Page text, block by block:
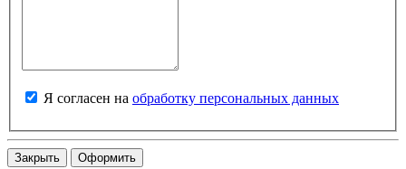
Я согласен на обработку персональных данных
Закрыть Оформить